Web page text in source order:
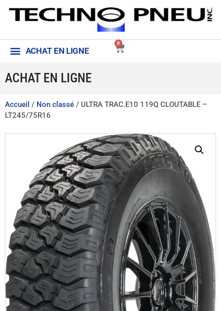
0
ACHAT EN LIGNE
ACHAT EN LIGNE
Accueil / Non classé / ULTRA TRAC.E10 119Q CLOUTABLE –
LT245/75R16